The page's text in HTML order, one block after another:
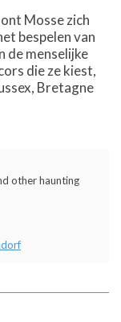
Mosse zich
bespelen van
de menselijke
die ze kiest,
Bretagne
other haunting